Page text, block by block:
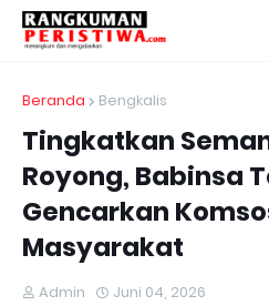
Beranda Bengkalis
Tingkatkan
Royong, Babinsa
Gencarkan
Masyarakat
Admin Juni 04, 2026